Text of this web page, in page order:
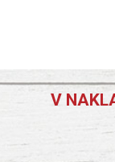
V